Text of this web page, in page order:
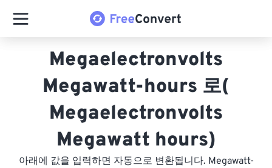
Megaelectronvolts
Megawatt-hours 로(
Megaelectronvolts
Megawatt hours)
아래에 값을 입력하면 자동으로 변환됩니다. Megawatt-